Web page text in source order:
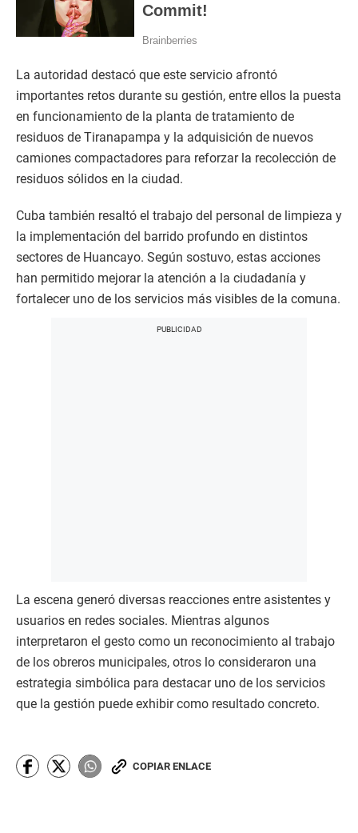
La autoridad destacó que este servicio afrontó
importantes retos durante su gestión, entre ellos la puesta
en funcionamiento de la planta de tratamiento de
residuos de Tiranapampa y la adquisición de nuevos
camiones compactadores para reforzar la recolección de
residuos sólidos en la ciudad.
Cuba también resaltó el trabajo del personal de limpieza y
la implementación del barrido profundo en distintos
sectores de Huancayo. Según sostuvo, estas acciones
han permitido mejorar la atención a la ciudadanía y
fortalecer uno de los servicios más visibles de la comuna.
La escena generó diversas reacciones entre asistentes y
usuarios en redes sociales. Mientras algunos
interpretaron el gesto como un reconocimiento al trabajo
de los obreros municipales, otros lo consideraron una
estrategia simbólica para destacar uno de los servicios
que la gestión puede exhibir como resultado concreto.
COPIAR ENLACE